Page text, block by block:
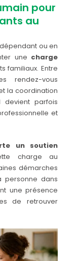
pour
au
ou en
une charge
familiaux. Entre
rendez-vous
la coordination
devient parfois
et
un soutien
charge au
démarches
personne dans
une présence
de retrouver